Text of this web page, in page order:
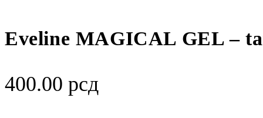
Eveline MAGICAL GEL –
400.00 рсд